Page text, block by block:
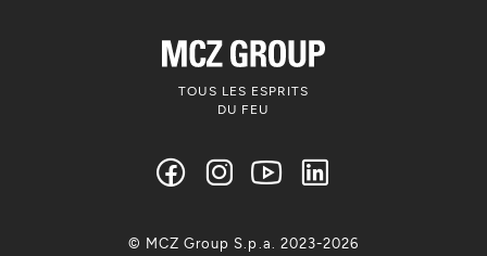
TOUS LES ESPRITS
DU FEU
© MCZ Group S.p.a. 2023-2026